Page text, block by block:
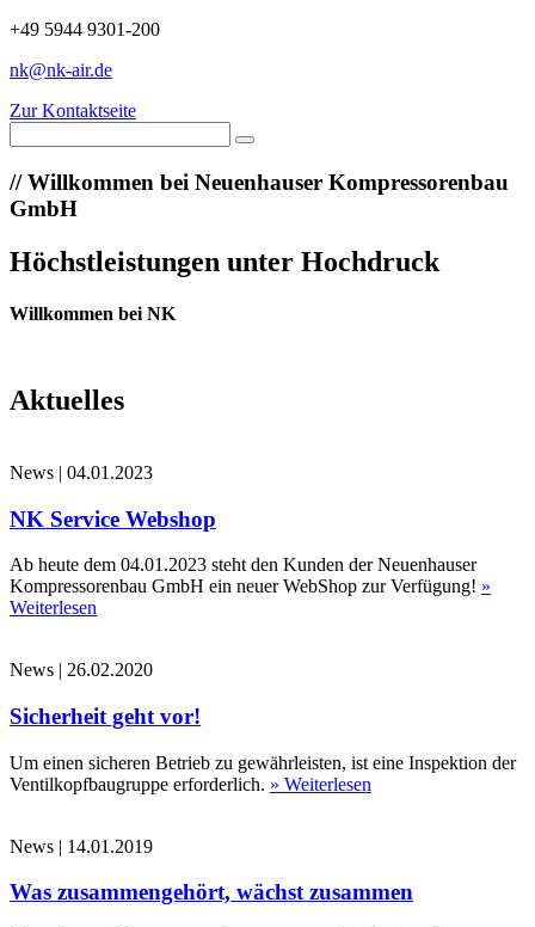
+49 5944 9301-200
nk@nk-air.de
Zur Kontaktseite
//Willkommen bei Neuenhauser Kompressorenbau
GmbH
Höchstleistungen unter Hochdruck
Willkommen bei NK
Aktuelles
News | 04.01.2023
NK Service Webshop
Ab heute dem 04.01.2023 steht den Kunden der Neuenhauser
Kompressorenbau GmbH ein neuer WebShop zur Verfügung! »
Weiterlesen
News | 26.02.2020
Sicherheit geht vor!
Um einen sicheren Betrieb zu gewährleisten, ist eine Inspektion der
Ventilkopfbaugruppe erforderlich. » Weiterlesen
News | 14.01.2019
Was zusammengehört, wächst zusammen